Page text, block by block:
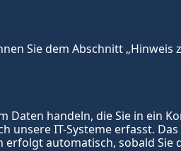
Sie dem Abschnitt „Hinweis
Daten handeln, die Sie in ein
IT-Systeme erfasst.
automatisch, sobald Sie